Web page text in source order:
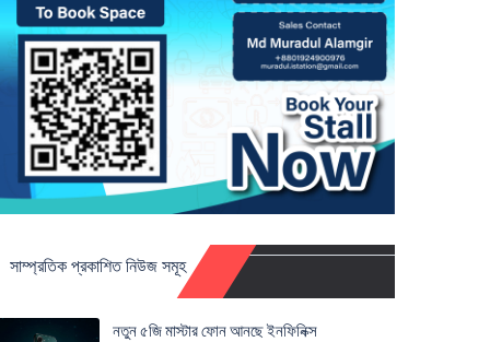
সাম্প্রতিক প্রকাশিত নিউজ সমূহ
নতুন ৫জি মাস্টার ফোন আনছে ইনফিনিক্স